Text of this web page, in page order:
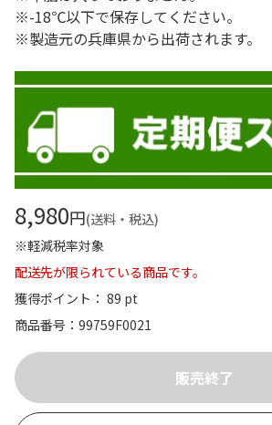
※-18℃以下で保存してください。
※製造元の兵庫県から出荷されます。
8,980円(送料・税込)
※軽減税率対象
配送先が限られている商品です。
獲得ポイント： 89 pt
商品番号
99759F0021